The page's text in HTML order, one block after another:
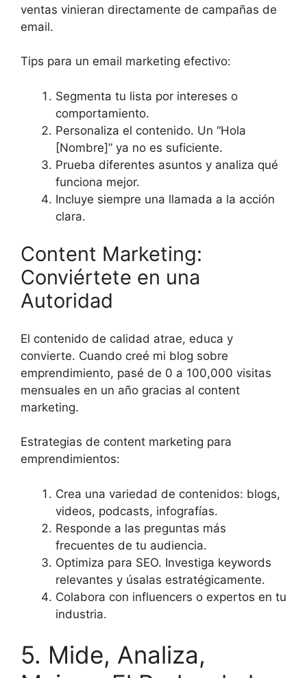
ventas vinieran directamente de campañas de
email.
Tips para un email marketing efectivo:
Segmenta tu lista por intereses o
comportamiento.
Personaliza el contenido. Un “Hola
[Nombre]” ya no es suficiente.
Prueba diferentes asuntos y analiza qué
funciona mejor.
Incluye siempre una llamada a la acción
clara.
Content Marketing:
Conviértete en una
Autoridad
El contenido de calidad atrae, educa y
convierte. Cuando creé mi blog sobre
emprendimiento, pasé de 0 a 100,000 visitas
mensuales en un año gracias al content
marketing.
Estrategias de content marketing para
emprendimientos:
Crea una variedad de contenidos: blogs,
videos, podcasts, infografías.
Responde a las preguntas más
frecuentes de tu audiencia.
Optimiza para SEO. Investiga keywords
relevantes y úsalas estratégicamente.
Colabora con influencers o expertos en tu
industria.
5. Mide, Analiza,